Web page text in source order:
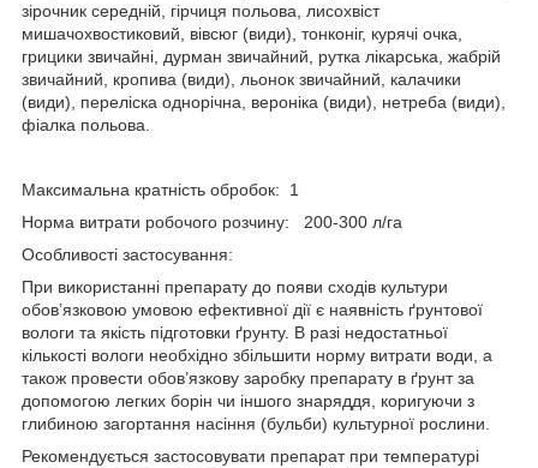
зірочник середній, гірчиця польова, лисохвіст
мишачохвостиковий, вівсюг (види), тонконіг, курячі очка,
грицики звичайні, дурман звичайний, рутка лікарська, жабрій
звичайний, кропива (види), льонок звичайний, калачики
(види), переліска однорічна, вероніка (види), нетреба (види),
фіалка польова.
Максимальна кратність обробок: 1
Норма витрати робочого розчину: 200-300 л/га
Особливостi застосування:
При використанні препарату до появи сходів культури
обов’язковою умовою ефективної дії є наявність ґрунтової
вологи та якість підготовки ґрунту. В разі недостатньої
кількості вологи необхідно збільшити норму витрати води, а
також провести обов’язкову заробку препарату в ґрунт за
допомогою легких борін чи іншого знаряддя, коригуючи з
глибиною загортання насіння (бульби) культурної рослини.
Рекомендується застосовувати препарат при температурі